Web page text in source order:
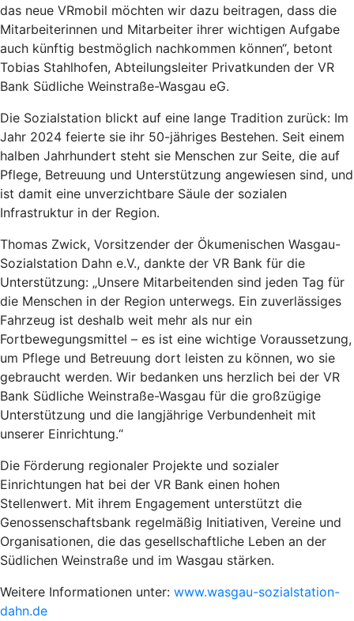
das neue VRmobil möchten wir dazu beitragen, dass die
Mitarbeiterinnen und Mitarbeiter ihrer wichtigen Aufgabe
auch künftig bestmöglich nachkommen können“, betont
Tobias Stahlhofen, Abteilungsleiter Privatkunden der VR
Bank Südliche Weinstraße-Wasgau eG.
Die Sozialstation blickt auf eine lange Tradition zurück: Im
Jahr 2024 feierte sie ihr 50-jähriges Bestehen. Seit einem
halben Jahrhundert steht sie Menschen zur Seite, die auf
Pflege, Betreuung und Unterstützung angewiesen sind, und
ist damit eine unverzichtbare Säule der sozialen
Infrastruktur in der Region.
Thomas Zwick, Vorsitzender der Ökumenischen Wasgau-
Sozialstation Dahn e.V., dankte der VR Bank für die
Unterstützung: „Unsere Mitarbeitenden sind jeden Tag für
die Menschen in der Region unterwegs. Ein zuverlässiges
Fahrzeug ist deshalb weit mehr als nur ein
Fortbewegungsmittel – es ist eine wichtige Voraussetzung,
um Pflege und Betreuung dort leisten zu können, wo sie
gebraucht werden. Wir bedanken uns herzlich bei der VR
Bank Südliche Weinstraße-Wasgau für die großzügige
Unterstützung und die langjährige Verbundenheit mit
unserer Einrichtung.“
Die Förderung regionaler Projekte und sozialer
Einrichtungen hat bei der VR Bank einen hohen
Stellenwert. Mit ihrem Engagement unterstützt die
Genossenschaftsbank regelmäßig Initiativen, Vereine und
Organisationen, die das gesellschaftliche Leben an der
Südlichen Weinstraße und im Wasgau stärken.
Weitere Informationen unter: www.wasgau-sozialstation-
dahn.de